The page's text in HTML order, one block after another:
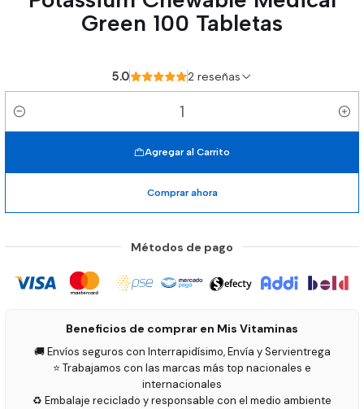
Green 100 Tabletas
5.0 2 reseñas
Cantidad
Agregar al Carrito
Comprar ahora
Métodos de pago
Beneficios de comprar en Mis Vitaminas
🚚 Envíos seguros con Interrapidísimo, Envía y Servientrega
⭐ Trabajamos con las marcas más top nacionales e
internacionales
♻️ Embalaje reciclado y responsable con el medio ambiente